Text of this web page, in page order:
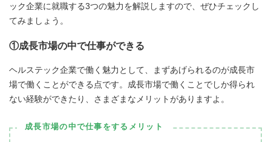
ック企業に就職する3つの魅力を解説しますので、ぜひチェックし
てみましょう。
①成長市場の中で仕事ができる
ヘルステック企業で働く魅力として、まずあげられるのが成長市
場で働くことができる点です。成長市場で働くことでしか得られ
ない経験ができたり、さまざまなメリットがありますよ。
成長市場の中で仕事をするメリット